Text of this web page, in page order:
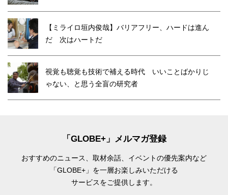
【ミライロ垣内俊哉】バリアフリー、ハードは進ん
だ 次はハートだ
視覚も聴覚も技術で補える時代 いいことばかりじ
ゃない、と思う全盲の研究者
「GLOBE+」メルマガ登録
おすすめのニュース、取材余話、 イベントの優先案内など
「GLOBE+」を一層お楽しみいただける
サービスをご提供します。